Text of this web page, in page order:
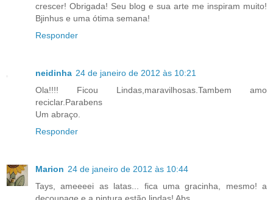
crescer! Obrigada! Seu blog e sua arte me inspiram muito!
Bjinhus e uma ótima semana!
Responder
neidinha 24 de janeiro de 2012 às 10:21
Ola!!!! Ficou Lindas,maravilhosas.Tambem amo
reciclar.Parabens
Um abraço.
Responder
Marion 24 de janeiro de 2012 às 10:44
Tays, ameeeei as latas... fica uma gracinha, mesmo! a
decoupage e a pintura estão lindas! Abs.